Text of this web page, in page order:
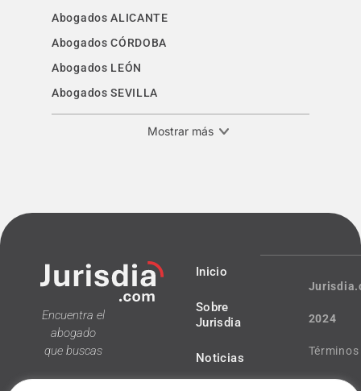
Abogados ALICANTE
Abogados CÓRDOBA
Abogados LEÓN
Abogados SEVILLA
Mostrar más
Encuentra el
abogado
que buscas
Inicio
Sobre
Jurisdia
Noticias
2024
Términos
y